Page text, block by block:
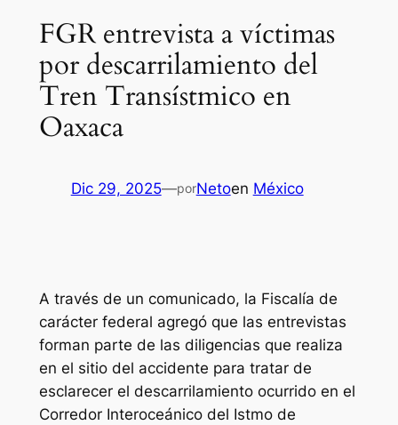
FGR entrevista a víctimas
por descarrilamiento del
Tren Transístmico en
Oaxaca
Dic 29, 2025—porNetoen México
A través de un comunicado, la Fiscalía de
carácter federal agregó que las entrevistas
forman parte de las diligencias que realiza
en el sitio del accidente para tratar de
esclarecer el descarrilamiento ocurrido en el
Corredor Interoceánico del Istmo de